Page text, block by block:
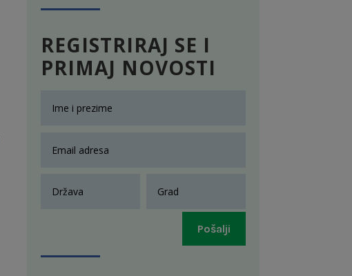
REGISTRIRAJ SE I
PRIMAJ NOVOSTI
Pošalji